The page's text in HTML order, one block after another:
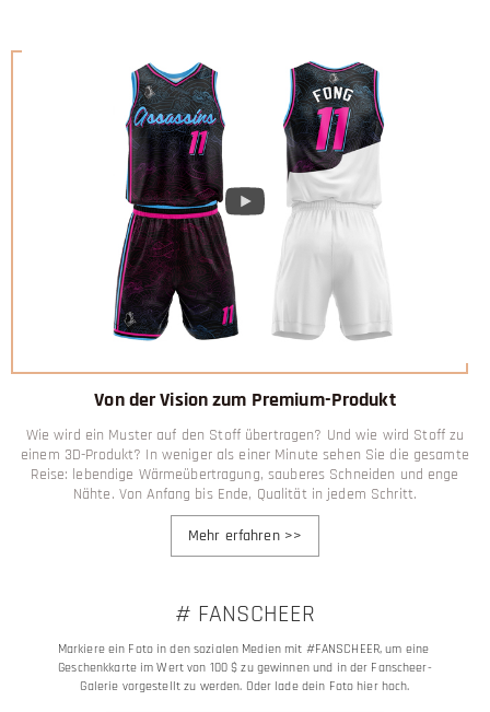
Von der Vision zum Premium-Produkt
Wie wird ein Muster auf den Stoff übertragen? Und wie wird Stoff zu
einem 3D-Produkt? In weniger als einer Minute sehen Sie die gesamte
Reise: lebendige Wärmeübertragung, sauberes Schneiden und enge
Nähte. Von Anfang bis Ende, Qualität in jedem Schritt.
Mehr erfahren>>
# FANSCHEER
Markiere ein Foto in den sozialen Medien mit #FANSCHEER, um eine
Geschenkkarte im Wert von 100 $ zu gewinnen und in der Fanscheer-
Galerie vorgestellt zu werden. Oder lade dein Foto hier hoch.